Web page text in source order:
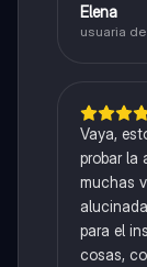
Elena
usuaria
Vaya,
probar la
muchas
para el
cosas,